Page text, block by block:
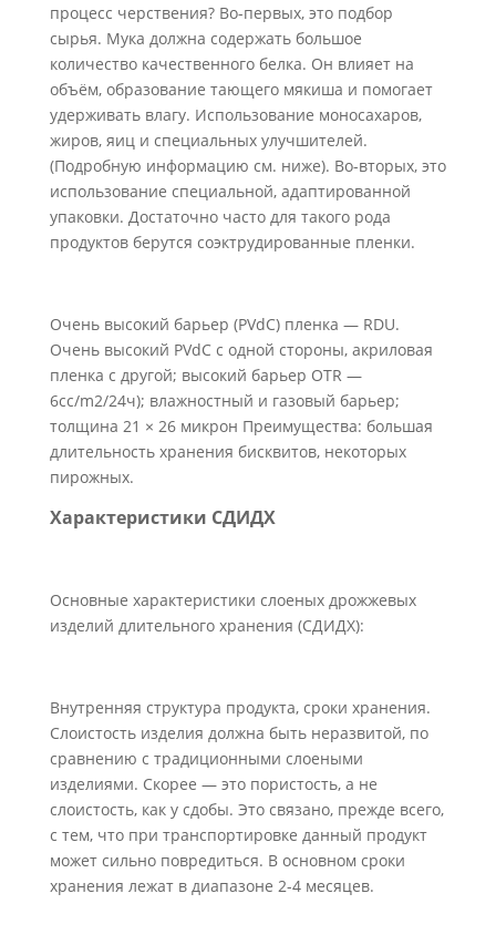
процесс черствения? Во-первых, это подбор
сырья. Мука должна содержать большое
количество качественного белка. Он влияет на
объём, образование тающего мякиша и помогает
удерживать влагу. Использование моносахаров,
жиров, яиц и специальных улучшителей.
(Подробную информацию см. ниже). Во-вторых, это
использование специальной, адаптированной
упаковки. Достаточно часто для такого рода
продуктов берутся соэктрудированные пленки.
Очень высокий барьер (PVdC) пленка — RDU.
Очень высокий PVdC с одной стороны, акриловая
пленка с другой; высокий барьер OTR —
6cc/m2/24ч); влажностный и газовый барьер;
толщина 21 × 26 микрон Преимущества: большая
длительность хранения бисквитов, некоторых
пирожных.
Характеристики СДИДХ
Основные характеристики слоеных дрожжевых
изделий длительного хранения (СДИДХ):
Внутренняя структура продукта, сроки хранения.
Слоистость изделия должна быть неразвитой, по
сравнению с традиционными слоеными
изделиями. Скорее — это пористость, а не
слоистость, как у сдобы. Это связано, прежде всего,
с тем, что при транспортировке данный продукт
может сильно повредиться. В основном сроки
хранения лежат в диапазоне 2-4 месяцев.